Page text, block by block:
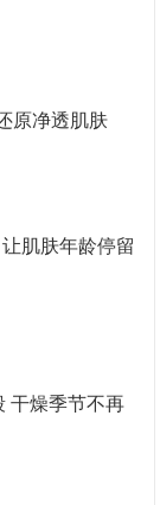
原净透肌肤
肌肤年龄停留
干燥季节不再